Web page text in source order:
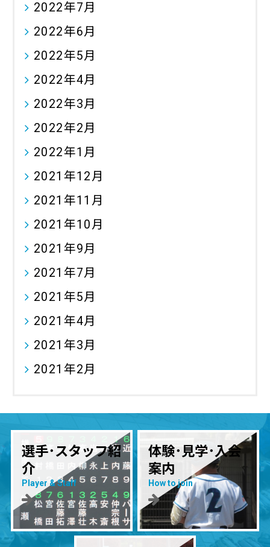
2022年7月
2022年6月
2022年5月
2022年4月
2022年3月
2022年2月
2022年1月
2021年12月
2021年11月
2021年10月
2021年9月
2021年7月
2021年5月
2021年4月
2021年3月
2021年2月
選手･スタッフ紹
介
Player & Staff
体験･見学･入会
案内
How to join